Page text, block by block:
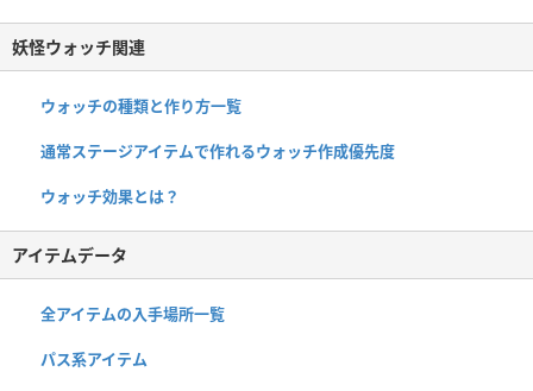
妖怪ウォッチ関連
ウォッチの種類と作り方一覧
通常ステージアイテムで作れるウォッチ作成優先度
ウォッチ効果とは？
アイテムデータ
全アイテムの入手場所一覧
パス系アイテム